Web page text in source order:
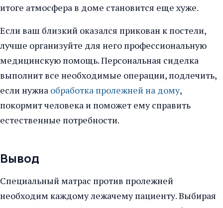
итоге атмосфера в доме становится еще хуже.
Если ваш близкий оказался прикован к постели,
лучше организуйте для него профессиональную
медицинскую помощь. Персональная сиделка
выполнит все необходимые операции, подлечить,
если нужна обработка пролежней на дому,
покормит человека и поможет ему справить
естественные потребности.
Вывод
Специальный матрас против пролежней
необходим каждому лежачему пациенту. Выбирая